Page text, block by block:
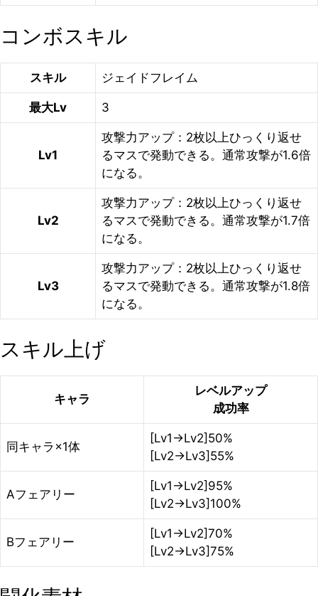
コンボスキル
スキル ジェイドフレイム
最大Lv 3
Lv1
攻撃力アップ：2枚以上ひっくり返せ
るマスで発動できる。通常攻撃が1.6倍
になる。
Lv2
攻撃力アップ：2枚以上ひっくり返せ
るマスで発動できる。通常攻撃が1.7倍
になる。
Lv3
攻撃力アップ：2枚以上ひっくり返せ
るマスで発動できる。通常攻撃が1.8倍
になる。
スキル上げ
キャラ
レベルアップ
成功率
同キャラ×1体
[Lv1→Lv2]50%
[Lv2→Lv3]55%
Aフェアリー
[Lv1→Lv2]95%
[Lv2→Lv3]100%
Bフェアリー
[Lv1→Lv2]70%
[Lv2→Lv3]75%